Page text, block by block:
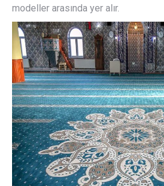
modeller arasında yer alır.